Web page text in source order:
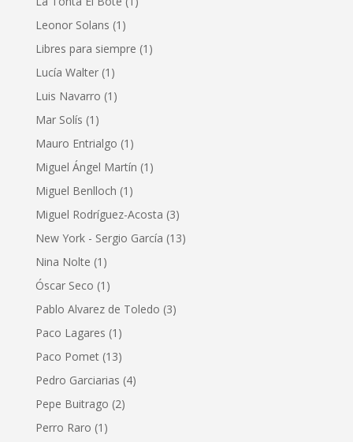
Leonor Solans (1)
Libres para siempre (1)
Lucía Walter (1)
Luis Navarro (1)
Mar Solís (1)
Mauro Entrialgo (1)
Miguel Ángel Martín (1)
Miguel Benlloch (1)
Miguel Rodríguez-Acosta (3)
New York - Sergio García (13)
Nina Nolte (1)
Óscar Seco (1)
Pablo Alvarez de Toledo (3)
Paco Lagares (1)
Paco Pomet (13)
Pedro Garciarias (4)
Pepe Buitrago (2)
Perro Raro (1)